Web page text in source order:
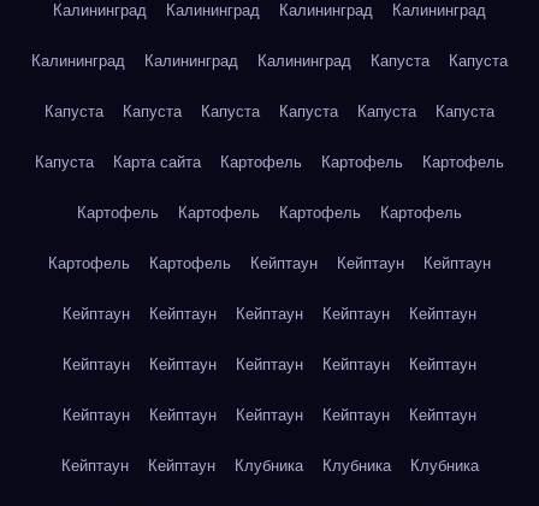
Калининград Калининград Калининград Калининград
Калининград Калининград Калининград Капуста Капуста
Капуста Капуста Капуста Капуста Капуста Капуста
Капуста Карта сайта Картофель Картофель Картофель
Картофель Картофель Картофель Картофель
Картофель Картофель Кейптаун Кейптаун Кейптаун
Кейптаун Кейптаун Кейптаун Кейптаун Кейптаун
Кейптаун Кейптаун Кейптаун Кейптаун Кейптаун
Кейптаун Кейптаун Кейптаун Кейптаун Кейптаун
Кейптаун Кейптаун Клубника Клубника Клубника